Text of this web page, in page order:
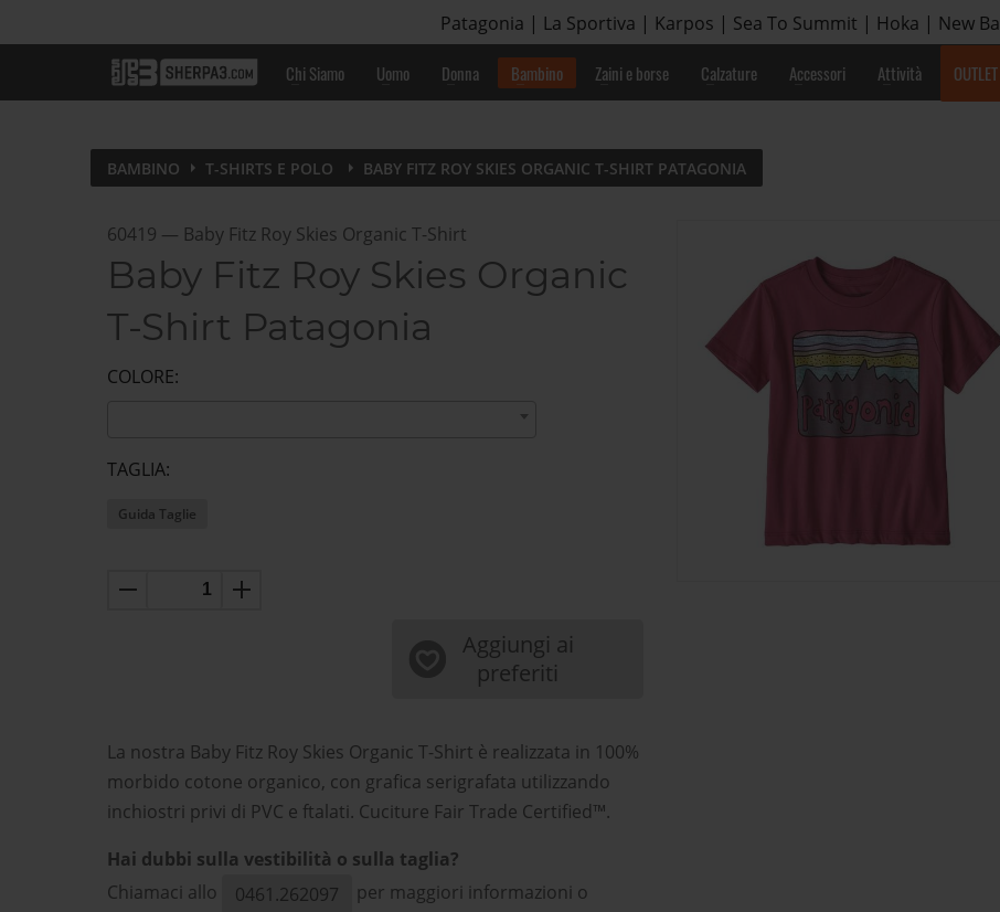
Patagonia | La Sportiva | Karpos | Sea To Summit | Hoka | New
Chi Siamo Uomo Donna Bambino Zaini e borse Calzature Accessori Attività OUTLET
BAMBINO T-SHIRTS E POLO BABY FITZ ROY SKIES ORGANIC T-SHIRT PATAGONIA
60419 — Baby Fitz Roy Skies Organic T-Shirt
Baby Fitz Roy Skies Organic
T-Shirt Patagonia
COLORE:
TAGLIA:
Guida Taglie
Aggiungi ai
preferiti
La nostra Baby Fitz Roy Skies Organic T-Shirt è realizzata in 100%
morbido cotone organico, con grafica serigrafata utilizzando
inchiostri privi di PVC e ftalati. Cuciture Fair Trade Certified™.
Hai dubbi sulla vestibilità o sulla taglia?
Chiamaci allo
0461.262097
per maggiori informazioni o